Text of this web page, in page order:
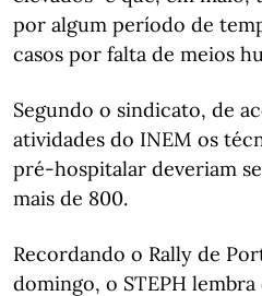
por algum período de
casos por falta de meios
Segundo o sindicato, de
atividades do INEM os
pré-hospitalar deveriam
mais de 800.
Recordando o Rally de
domingo, o STEPH